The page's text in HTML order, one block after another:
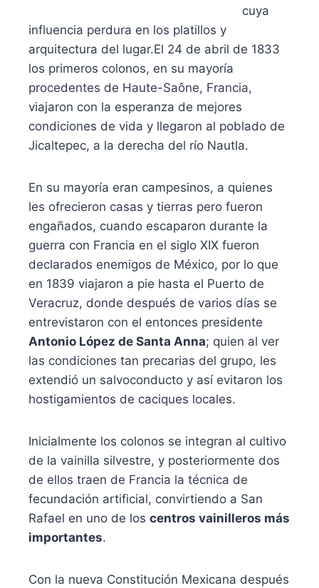
cuya
influencia perdura en los platillos y
arquitectura del lugar.El 24 de abril de 1833
los primeros colonos, en su mayoría
procedentes de Haute-Saône, Francia,
viajaron con la esperanza de mejores
condiciones de vida y llegaron al poblado de
Jicaltepec, a la derecha del río Nautla.
En su mayoría eran campesinos, a quienes
les ofrecieron casas y tierras pero fueron
engañados, cuando escaparon durante la
guerra con Francia en el siglo XIX fueron
declarados enemigos de México, por lo que
en 1839 viajaron a pie hasta el Puerto de
Veracruz, donde después de varios días se
entrevistaron con el entonces presidente
Antonio López de Santa Anna; quien al ver
las condiciones tan precarias del grupo, les
extendió un salvoconducto y así evitaron los
hostigamientos de caciques locales.
Inicialmente los colonos se integran al cultivo
de la vainilla silvestre, y posteriormente dos
de ellos traen de Francia la técnica de
fecundación artificial, convirtiendo a San
Rafael en uno de los centros vainilleros más
importantes.
Con la nueva Constitución Mexicana después